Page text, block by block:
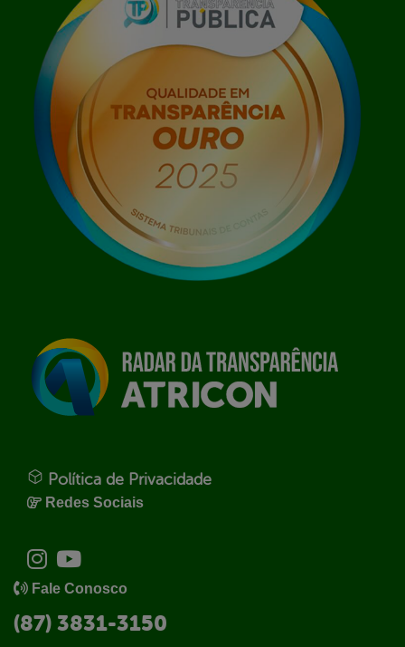
Política de Privacidade
Redes Sociais
Fale Conosco
(87) 3831-3150